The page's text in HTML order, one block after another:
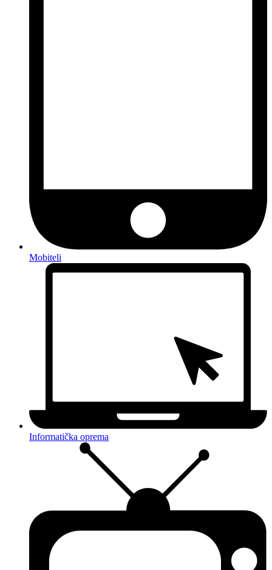
Mobiteli
Informatička oprema